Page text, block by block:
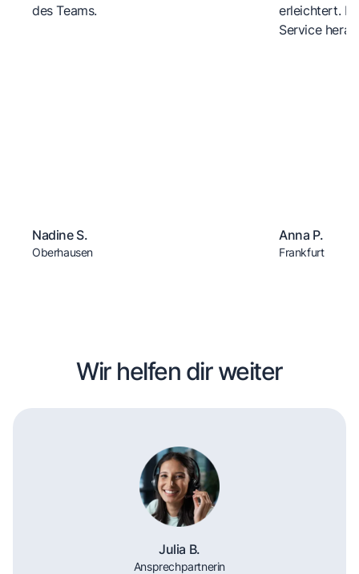
des Teams.
Nadine S.
Oberhausen
erleichtert.
Service
Anna P.
Frankfurt
Wir helfen dir weiter
Julia B.
Ansprechpartnerin